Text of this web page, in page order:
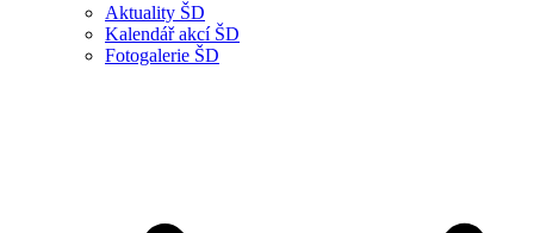
Aktuality ŠD
Kalendář akcí ŠD
Fotogalerie ŠD